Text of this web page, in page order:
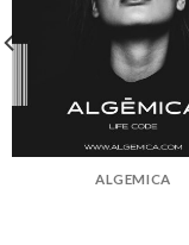
ALGEMICA